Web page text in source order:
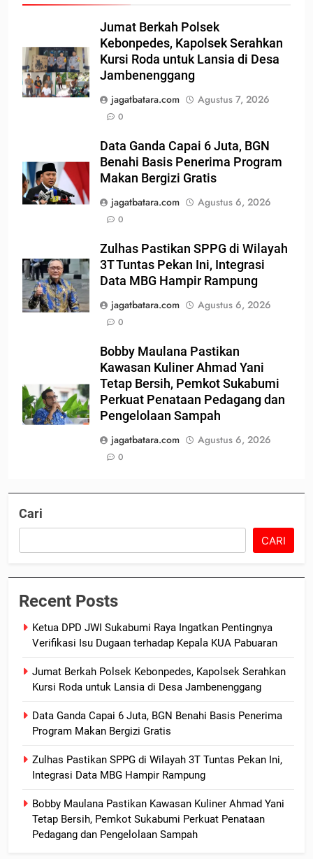
Jumat Berkah Polsek
Kebonpedes, Kapolsek Serahkan
Kursi Roda untuk Lansia di Desa
Jambenenggang
jagatbatara.com
Agustus 7, 2026
0
Data Ganda Capai 6 Juta, BGN
Benahi Basis Penerima Program
Makan Bergizi Gratis
jagatbatara.com
Agustus 6, 2026
0
Zulhas Pastikan SPPG di Wilayah
3T Tuntas Pekan Ini, Integrasi
Data MBG Hampir Rampung
jagatbatara.com
Agustus 6, 2026
0
Bobby Maulana Pastikan
Kawasan Kuliner Ahmad Yani
Tetap Bersih, Pemkot Sukabumi
Perkuat Penataan Pedagang dan
Pengelolaan Sampah
jagatbatara.com
Agustus 6, 2026
0
Cari
CARI
Recent Posts
Ketua DPD JWI Sukabumi Raya Ingatkan Pentingnya
Verifikasi Isu Dugaan terhadap Kepala KUA Pabuaran
Jumat Berkah Polsek Kebonpedes, Kapolsek Serahkan
Kursi Roda untuk Lansia di Desa Jambenenggang
Data Ganda Capai 6 Juta, BGN Benahi Basis Penerima
Program Makan Bergizi Gratis
Zulhas Pastikan SPPG di Wilayah 3T Tuntas Pekan Ini,
Integrasi Data MBG Hampir Rampung
Bobby Maulana Pastikan Kawasan Kuliner Ahmad Yani
Tetap Bersih, Pemkot Sukabumi Perkuat Penataan
Pedagang dan Pengelolaan Sampah